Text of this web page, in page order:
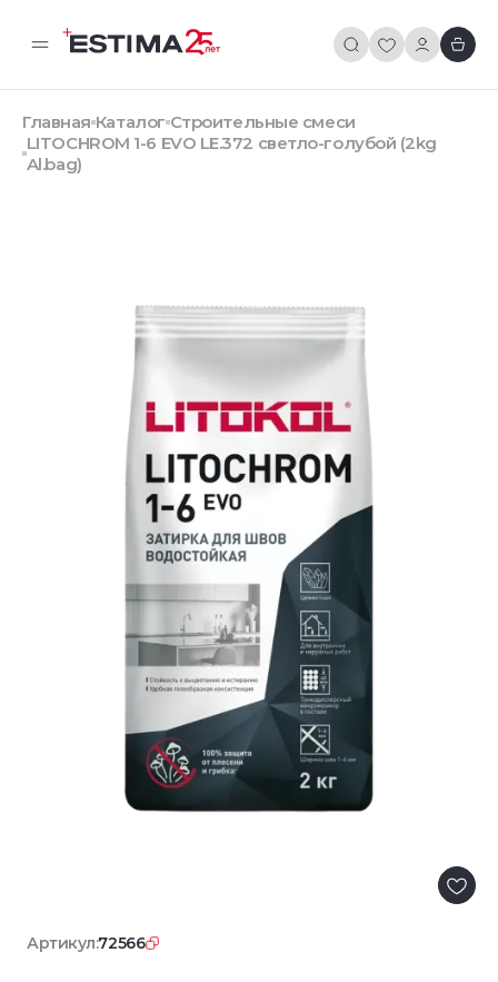
Главная Каталог Строительные смеси
LITOCHROM 1-6 EVO LE.372 светло-голубой (2kg
Al.bag)
Артикул:72566